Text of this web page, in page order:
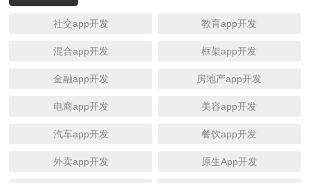
社交app开发 教育app开发
混合app开发 框架app开发
金融app开发 房地产app开发
电商app开发 美容app开发
汽车app开发 餐饮app开发
外卖app开发 原生App开发